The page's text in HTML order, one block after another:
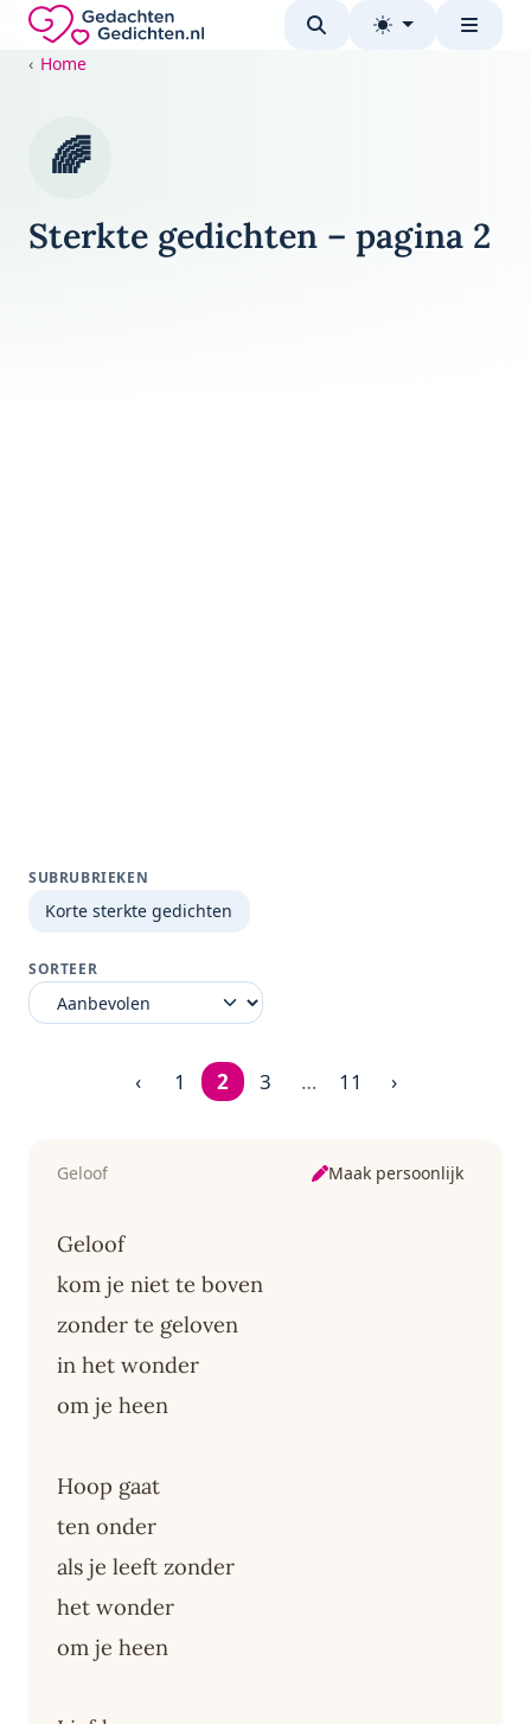
Direct naar de inhoud
Gedachten-Gedichten.nl — naar de homepage
Home
🌈
Sterkte gedichten – pagina 2
SUBRUBRIEKEN
Korte sterkte gedichten
SORTEER
Pagina 2 van 11
‹ 1 2 3 … 11 ›
Geloof Maak persoonlijk
Geloof
kom je niet te boven
zonder te geloven
in het wonder
om je heen
Hoop gaat
ten onder
als je leeft zonder
het wonder
om je heen